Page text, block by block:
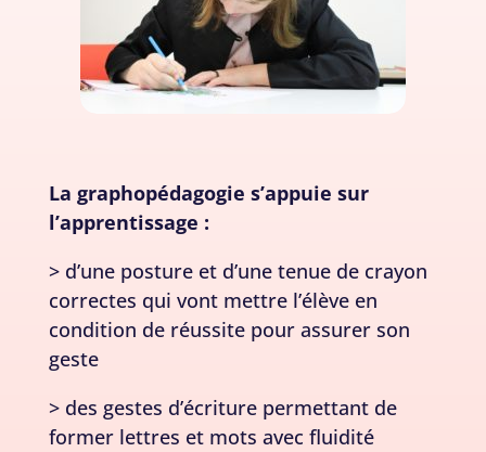
La graphopédagogie s’appuie sur
l’apprentissage :
> d’une posture et d’une tenue de crayon
correctes qui vont mettre l’élève en
condition de réussite pour assurer son
geste
> des gestes d’écriture permettant de
former lettres et mots avec fluidité